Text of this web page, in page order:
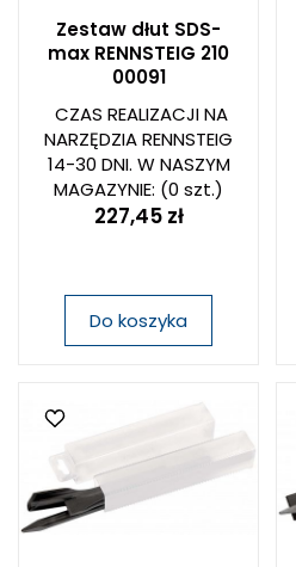
Zestaw dłut SDS-
max RENNSTEIG 210
00091
CZAS REALIZACJI NA
NARZĘDZIA RENNSTEIG
14-30 DNI. W NASZYM
MAGAZYNIE: (0 szt.)
227,45 zł
Do koszyka